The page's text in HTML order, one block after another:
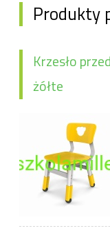
Produkty
Krzesło
żółte